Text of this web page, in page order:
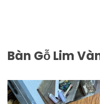
Bàn Gỗ Lim